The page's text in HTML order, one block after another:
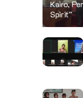
Kairo,
Spirit”